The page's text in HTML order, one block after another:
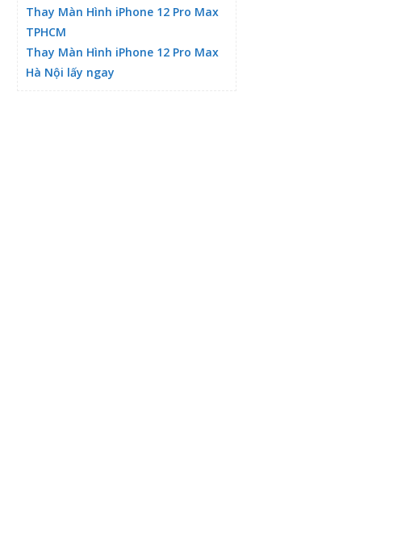
Thay Màn Hình iPhone 12 Pro Max
TPHCM
Thay Màn Hình iPhone 12 Pro Max
Hà Nội lấy ngay